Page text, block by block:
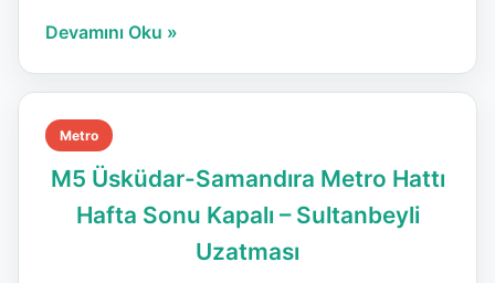
Devamını Oku »
Metro
M5 Üsküdar-Samandıra Metro Hattı
Hafta Sonu Kapalı – Sultanbeyli
Uzatması